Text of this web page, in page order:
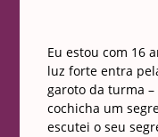
Eu estou com 16
luz forte entra
garoto da turma
cochicha um
escutei o seu